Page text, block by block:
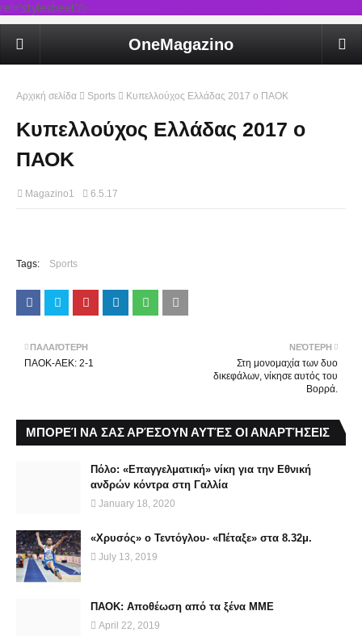
rel='stylesheet'/>
OneMagazino
Αρχική σελίδα Sports Κυπελλούχος Ελλάδας 2017 ο ΠΑΟΚ
Κυπελλούχος Ελλάδας 2017 ο
ΠΑΟΚ
Magazino1 6.5.17
Tags: Sports
ΝΕΌΤΕΡΗ
Στη μονομαχία των δυο
δικεφάλων, νίκησε αυτός του
Βορρά.
ΠΑΛΑΙΌΤΕΡΗ
ΠΑΟΚ-ΑΕΚ: 2-1
ΜΠΟΡΕΊ ΝΑ ΣΑΣ ΑΡΈΣΟΥΝ ΑΥΤΈΣ ΟΙ ΑΝΑΡΤΉΣΕΙΣ
Πόλο: «Επαγγελματική» νίκη για την Εθνική
ανδρών κόντρα στη Γαλλία
January 18, 2020
«Χρυσός» ο Τεντόγλου- «Πέταξε» στα 8.32μ.
July 13, 2019
ΠΑΟΚ: Αποθέωση από τα ξένα ΜΜΕ
April 22, 2019